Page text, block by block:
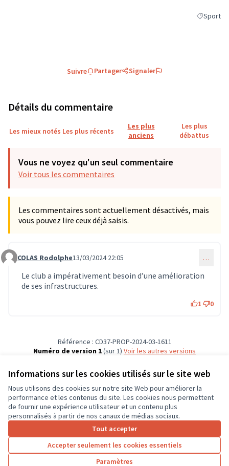
Informations sur les cookies utilisés sur le site web
Nous utilisons des cookies sur notre site Web pour améliorer la
performance et les contenus du site. Les cookies nous permettent
de fournir une expérience utilisateur et un contenu plus
personnalisés à partir de nos canaux de médias sociaux.
Tout accepter
Accepter seulement les cookies essentiels
Paramètres
Filtrer les
Sport
Suivre Partager Signaler
Détails du commentaire
Les mieux notés Les plus récents
Les plus
anciens
Les plus
débattus
Vous ne voyez qu'un seul commentaire
Voir tous les commentaires
Les commentaires sont actuellement désactivés, mais
vous pouvez lire ceux déjà saisis.
Commentaire 515
COLAS Rodolphe13/03/2024 22:05 …
Le club a impérativement besoin d’une amélioration
de ses infrastructures.
1 0
Référence : CD37-PROP-2024-03-1611
Numéro de version 1(sur 1)
voir les autres versions
Conditions d'utilisation
Paramètres des cookies
CD37 sur X
(Lien externe)
CD37 sur Facebook
CD37 sur Instagram
CD37 sur YouTube
(Lien externe)
Licence
(Lien